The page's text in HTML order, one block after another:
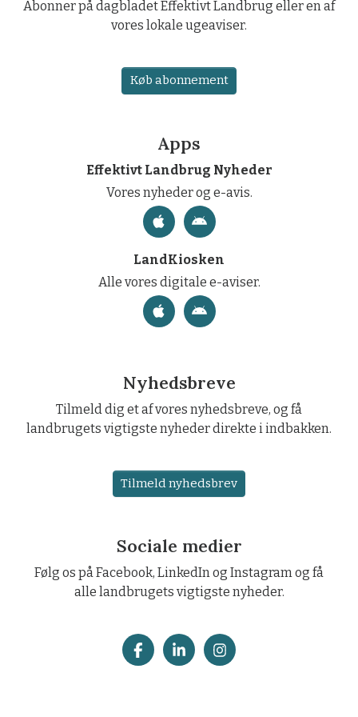
Abonner på dagbladet Effektivt Landbrug eller en af
vores lokale ugeaviser.
Køb abonnement
Apps
Effektivt Landbrug Nyheder
Vores nyheder og e-avis.
LandKiosken
Alle vores digitale e-aviser.
Nyhedsbreve
Tilmeld dig et af vores nyhedsbreve, og få
landbrugets vigtigste nyheder direkte i indbakken.
Tilmeld nyhedsbrev
Sociale medier
Følg os på Facebook, LinkedIn og Instagram og få
alle landbrugets vigtigste nyheder.